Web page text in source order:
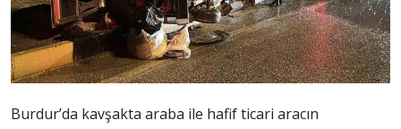
Burdur’da kavşakta araba ile hafif ticari aracın